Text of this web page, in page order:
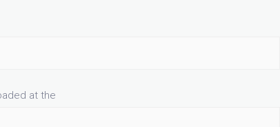
at the